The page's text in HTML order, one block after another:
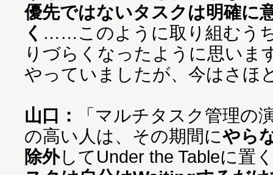
優先ではないタスクは明確に
く ……このように取り組むう
りづらくなったように思いま
やっていましたが、今はさほ
山口：
「マルチタスク管理の
の高い人は、その期間にやら
除外してUnder the Tableに置